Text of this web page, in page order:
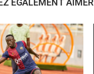
ÉGALEMENT AIMER